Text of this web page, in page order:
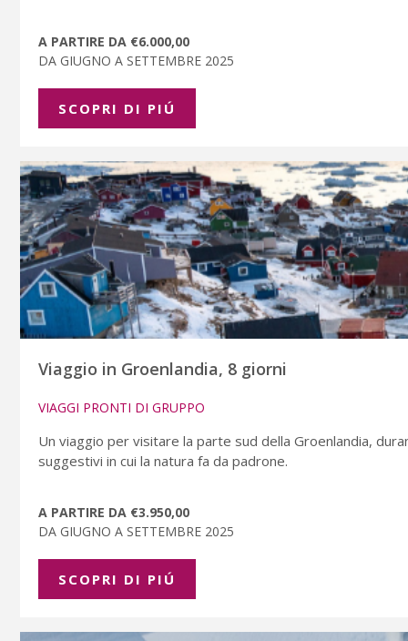
A PARTIRE DA €6.000,00
DA GIUGNO A SETTEMBRE 2025
SCOPRI DI PIÚ
Viaggio in Groenlandia, 8 giorni
VIAGGI PRONTI DI GRUPPO
Un viaggio per visitare la parte sud della Groenlandia,
suggestivi in cui la natura fa da padrone.
A PARTIRE DA €3.950,00
DA GIUGNO A SETTEMBRE 2025
SCOPRI DI PIÚ